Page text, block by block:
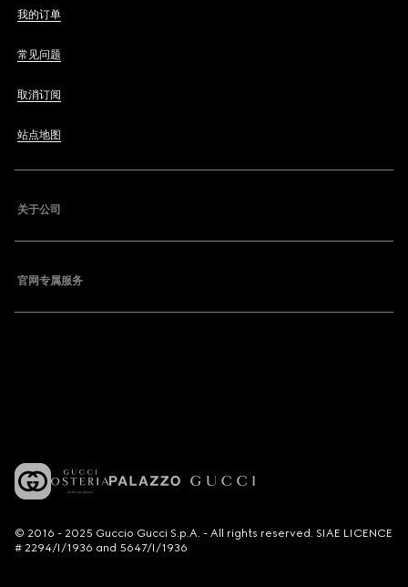
我的订单
常见问题
取消订阅
站点地图
关于公司
官网专属服务
© 2016 - 2025 Guccio Gucci S.p.A. - All rights reserved. SIAE LICENCE
# 2294/I/1936 and 5647/I/1936